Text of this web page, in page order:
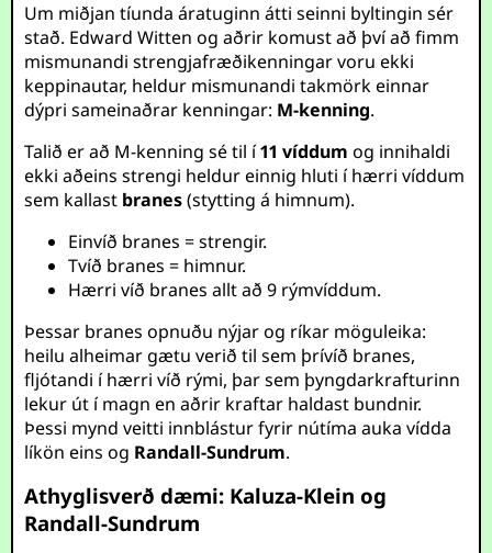
Um miðjan tíunda áratuginn átti seinni byltingin sér
stað. Edward Witten og aðrir komust að því að fimm
mismunandi strengjafræðikenningar voru ekki
keppinautar, heldur mismunandi takmörk einnar
dýpri sameinaðrar kenningar: M-kenning.
Talið er að M-kenning sé til í11 víddum og innihaldi
ekki aðeins strengi heldur einnig hluti í hærri víddum
sem kallast branes(stytting á himnum).
Einvíð branes = strengir.
Tvíð branes = himnur.
Hærri víð branes allt að 9 rýmvíddum.
Þessar branes opnuðu nýjar og ríkar möguleika:
heilu alheimar gætu verið til sem þrívíð branes,
fljótandi í hærri víð rými, þar sem þyngdarkrafturinn
lekur út í magn en aðrir kraftar haldast bundnir.
Þessi mynd veitti innblástur fyrir nútíma auka vídda
líkön eins og Randall-Sundrum.
Athyglisverð dæmi: Kaluza-Klein og
Randall-Sundrum